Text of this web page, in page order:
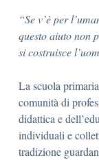
“Se v’è per
questo aiuto non
si costruisce
La scuola
comunità di
didattica e
individuali e
tradizione